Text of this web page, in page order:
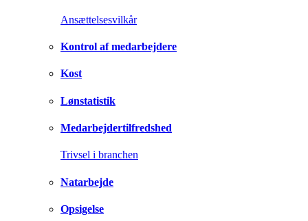
Ansættelsesvilkår
Kontrol af medarbejdere
Kost
Lønstatistik
Medarbejdertilfredshed
Trivsel i branchen
Natarbejde
Opsigelse